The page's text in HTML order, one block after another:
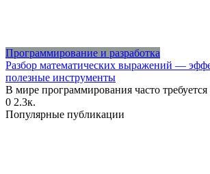
Программирование и разработка
Разбор математических выражений —
полезные инструменты
В мире программирования часто требуется
0 2.3к.
Популярные публикации